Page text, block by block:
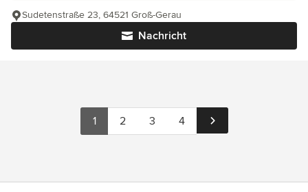
Nachricht
Sudetenstraße 23, 64521 Groß-Gerau
1 2 3 4